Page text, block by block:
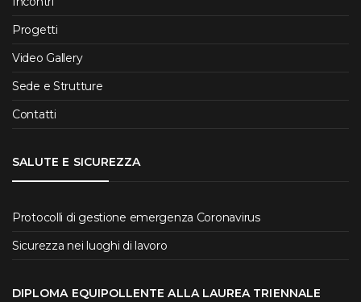
Progetti
Video Gallery
Sede e Strutture
Contatti
SALUTE E SICUREZZA
Protocolli di gestione emergenza Coronavirus
Sicurezza nei luoghi di lavoro
DIPLOMA EQUIPOLLENTE ALLA LAUREA TRIENNALE